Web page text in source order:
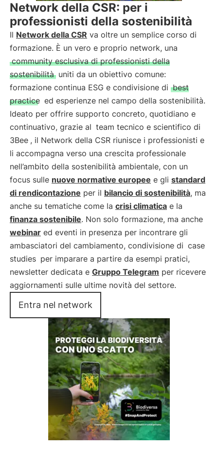
Network della CSR: per i
professionisti della sostenibilità
Il Network della CSR va oltre un semplice corso di
formazione. È un vero e proprio network, una
community esclusiva di professionisti della
sostenibilità uniti da un obiettivo comune:
formazione continua ESG e condivisione di best
practice ed esperienze nel campo della sostenibilità.
Ideato per offrire supporto concreto, quotidiano e
continuativo, grazie al team tecnico e scientifico di
3Bee , il Network della CSR riunisce i professionisti e
li accompagna verso una crescita professionale
nell’ambito della sostenibilità ambientale, con un
focus sulle nuove normative europee e gli standard
di rendicontazione per il bilancio di sostenibilità, ma
anche su tematiche come la crisi climatica e la
finanza sostenibile. Non solo formazione, ma anche
webinar ed eventi in presenza per incontrare gli
ambasciatori del cambiamento, condivisione di case
studies per imparare a partire da esempi pratici,
newsletter dedicata e Gruppo Telegram per ricevere
aggiornamenti sulle ultime novità del settore.
Entra nel network